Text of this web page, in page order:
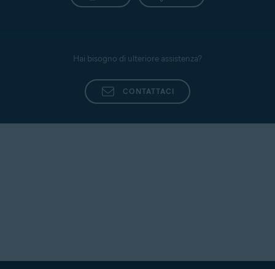
Hai bisogno di ulteriore assistenza?
CONTATTACI